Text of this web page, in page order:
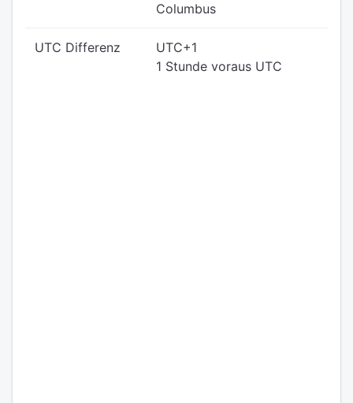
Columbus
UTC Differenz
UTC+1
1 Stunde voraus UTC